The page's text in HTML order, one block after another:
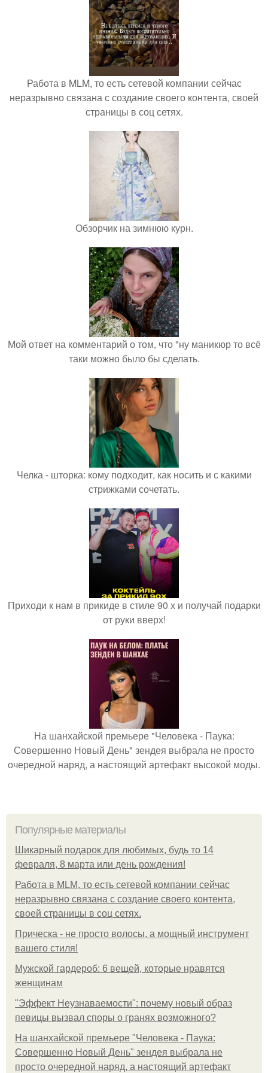
Работа в MLM, то есть сетевой компании сейчас
неразрывно связана с создание своего контента, своей
страницы в соц сетях.
Обзорчик на зимнюю курн.
Мой ответ на комментарий о том, что "ну маникюр то всё
таки можно было бы сделать.
Челка - шторка: кому подходит, как носить и с какими
стрижками сочетать.
Приходи к нам в прикиде в стиле 90 х и получай подарки
от руки вверх!
На шанхайской премьере "Человека - Паука:
Совершенно Новый День" зендея выбрала не просто
очередной наряд, а настоящий артефакт высокой моды.
Популярные материалы
Шикарный подарок для любимых, будь то 14
февраля, 8 марта или день рождения!
Работа в MLM, то есть сетевой компании сейчас
неразрывно связана с создание своего контента,
своей страницы в соц сетях.
Прическа - не просто волосы, а мощный инструмент
вашего стиля!
Мужской гардероб: 6 вещей, которые нравятся
женщинам
"Эффект Неузнаваемости": почему новый образ
певицы вызвал споры о гранях возможного?
На шанхайской премьере "Человека - Паука:
Совершенно Новый День" зендея выбрала не
просто очередной наряд, а настоящий артефакт